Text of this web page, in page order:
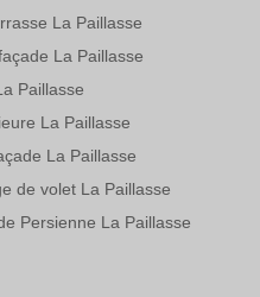
La Paillasse
La Paillasse
Paillasse
La Paillasse
La Paillasse
de volet La Paillasse
Persienne La Paillasse